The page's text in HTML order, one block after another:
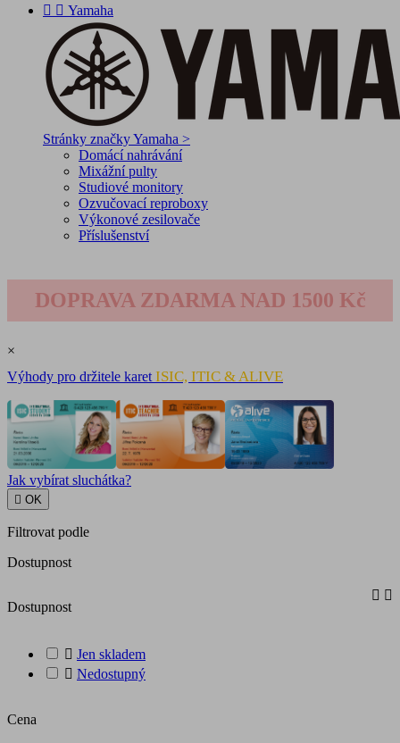
  Yamaha
Stránky značky Yamaha >
Domácí nahrávání
Mixážní pulty
Studiové monitory
Ozvučovací reproboxy
Výkonové zesilovače
Příslušenství
DOPRAVA ZDARMA NAD 1500 Kč
×
Výhody pro držitele karet ISIC, ITIC & ALIVE
Jak vybírat sluchátka?
 OK
Filtrovat podle
Dostupnost
Dostupnost
 
 Jen skladem
 Nedostupný
Cena